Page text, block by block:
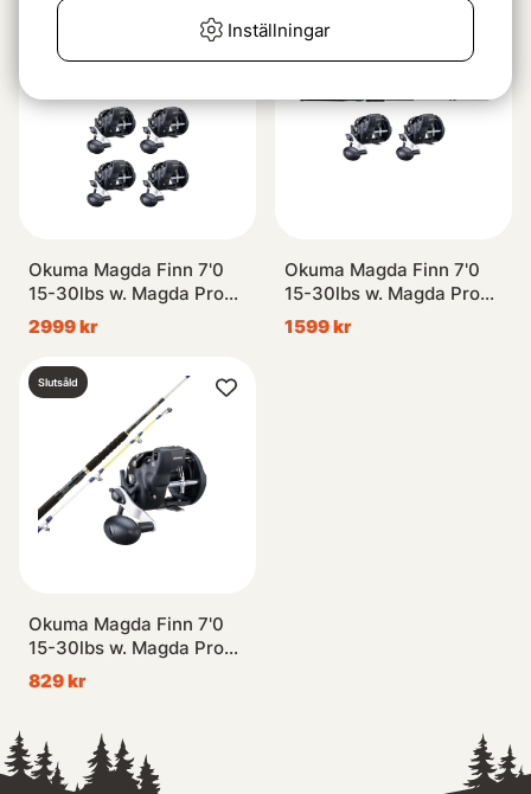
Okuma Magda Finn 7'0
15-30lbs w. Magda Pro
20DXT Trolling Combo 4-
Pack
2999 kr
Slutsåld
Okuma Magda Finn 7'0
15-30lbs w. Magda Pro
20DXT Trolling Combo 2-
Pack
1599 kr
Slutsåld
Okuma Magda Finn 7'0
15-30lbs w. Magda Pro
20DXT Trolling Combo
829 kr
Inställningar